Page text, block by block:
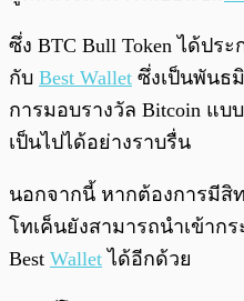
ซึ่ง BTC Bull Token ได้ปร
กับ Best Wallet ซึ่งเป็นพันธ
การมอบรางวัล Bitcoin แบ
เป็นไปได้อย่างราบรื่น
นอกจากนี้ หากต้องการมีสิ
โทเค็นยังสามารถนำเข้าก
Best Wallet ได้อีกด้วย